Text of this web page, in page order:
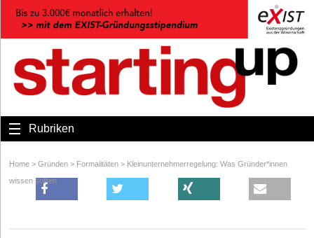
Rubriken
Home > Gründen > Formalitäten > Kleinunternehmerregelung: Was Gründer*innen
wissen sollten